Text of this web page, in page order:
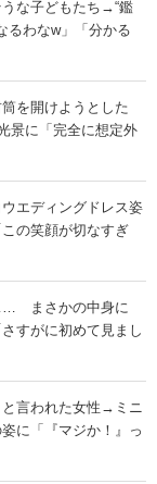
うな子どもたち→“鑑
るわなw」「分かる
を開けようとした
に「完全に想定外
エディングドレス姿
の笑顔が切なすぎ
まさかの中身に
すがに初めて見まし
と言われた女性→ミニ
に「『マジか！』っ